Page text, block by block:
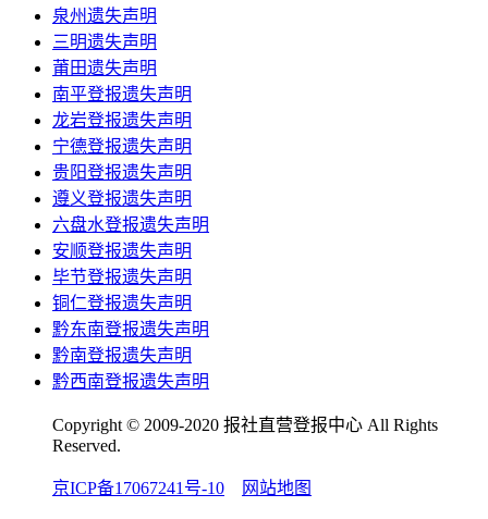
泉州遗失声明
三明遗失声明
莆田遗失声明
南平登报遗失声明
龙岩登报遗失声明
宁德登报遗失声明
贵阳登报遗失声明
遵义登报遗失声明
六盘水登报遗失声明
安顺登报遗失声明
毕节登报遗失声明
铜仁登报遗失声明
黔东南登报遗失声明
黔南登报遗失声明
黔西南登报遗失声明
Copyright © 2009-2020 报社直营登报中心 All Rights
Reserved.
京ICP备17067241号-10 网站地图